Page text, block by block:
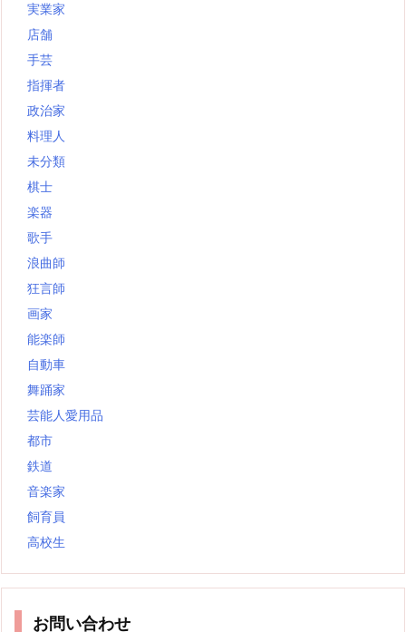
実業家
店舗
手芸
指揮者
政治家
料理人
未分類
棋士
楽器
歌手
浪曲師
狂言師
画家
能楽師
自動車
舞踊家
芸能人愛用品
都市
鉄道
音楽家
飼育員
高校生
お問い合わせ